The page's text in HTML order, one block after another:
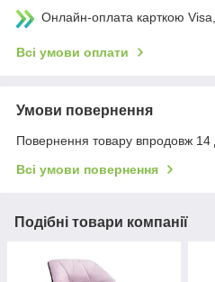
Онлайн-оплата карткою
Всі умови оплати
Умови повернення
Повернення товару впродовж 14
Всі умови повернення
Подібні товари компанії